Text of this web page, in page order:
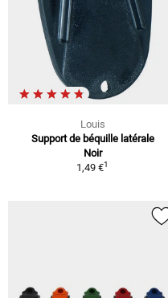
Louis
Support de béquille latérale
Noir
1,49 €1